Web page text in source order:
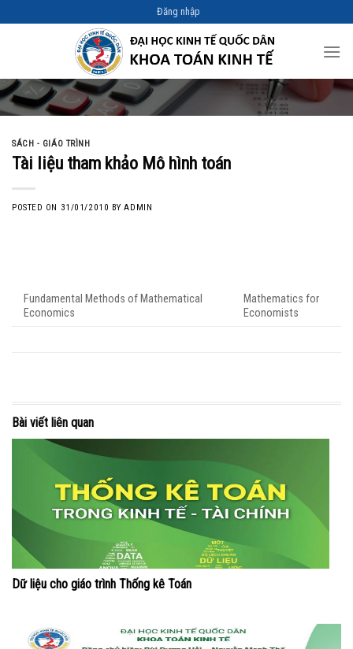
to
Đăng nhập
SÁCH - GIÁO TRÌNH
Tài liệu tham khảo Mô hình toán
POSTED ON 31/01/2010 BYADMIN
Fundamental Methods of Mathematical
Economics
Mathematics for
Economists
Bài viết liên quan
Dữ liệu cho giáo trình Thống kê Toán